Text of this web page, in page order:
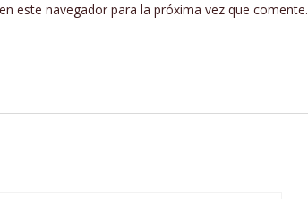
este navegador para la próxima vez que comente.